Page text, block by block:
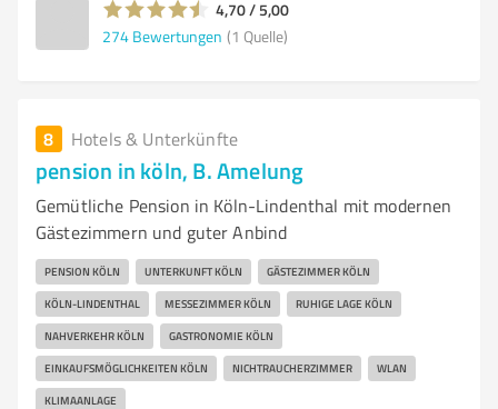
4,70 / 5,00
274 Bewertungen (1 Quelle)
8 Hotels & Unterkünfte
pension in köln, B. Amelung
Gemütliche Pension in Köln-Lindenthal mit modernen
Gästezimmern und guter Anbind
PENSION KÖLN UNTERKUNFT KÖLN GÄSTEZIMMER KÖLN
KÖLN-LINDENTHAL MESSEZIMMER KÖLN RUHIGE LAGE KÖLN
NAHVERKEHR KÖLN GASTRONOMIE KÖLN
EINKAUFSMÖGLICHKEITEN KÖLN NICHTRAUCHERZIMMER WLAN
KLIMAANLAGE